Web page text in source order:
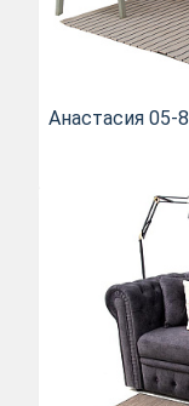
Анастасия 05-8